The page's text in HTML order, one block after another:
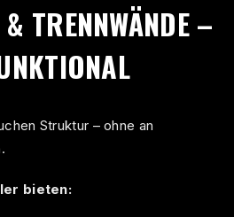
TRENNWÄNDE –
Struktur – ohne an
bieten: